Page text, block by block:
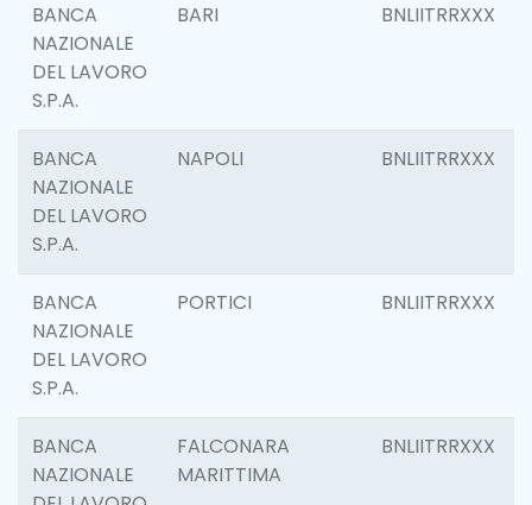
BANCA
NAZIONALE
DEL LAVORO
S.P.A.
BARI BNLIITRRXXX
BANCA
NAZIONALE
DEL LAVORO
S.P.A.
NAPOLI BNLIITRRXXX
BANCA
NAZIONALE
DEL LAVORO
S.P.A.
PORTICI BNLIITRRXXX
BANCA
NAZIONALE
FALCONARA
MARITTIMA
BNLIITRRXXX